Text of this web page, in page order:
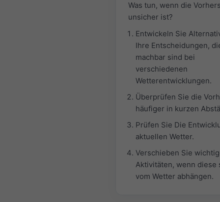
Was tun, wenn die
unsicher ist?
Entwickeln Sie
Ihre Entscheidungen,
machbar sind bei
verschiedenen
Wetterentwicklungen.
Überprüfen Sie die
häufiger in kurzen
Prüfen Sie Die
aktuellen Wetter.
Verschieben Sie
Aktivitäten, wenn diese
vom Wetter abhängen.